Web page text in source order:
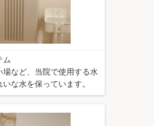
ム
など、当院で使用する水
な水を保っています。